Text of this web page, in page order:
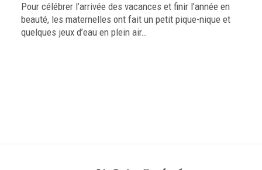
Pour célébrer l’arrivée des vacances et finir l’année en
beauté, les maternelles ont fait un petit pique-nique et
quelques jeux d’eau en plein air…